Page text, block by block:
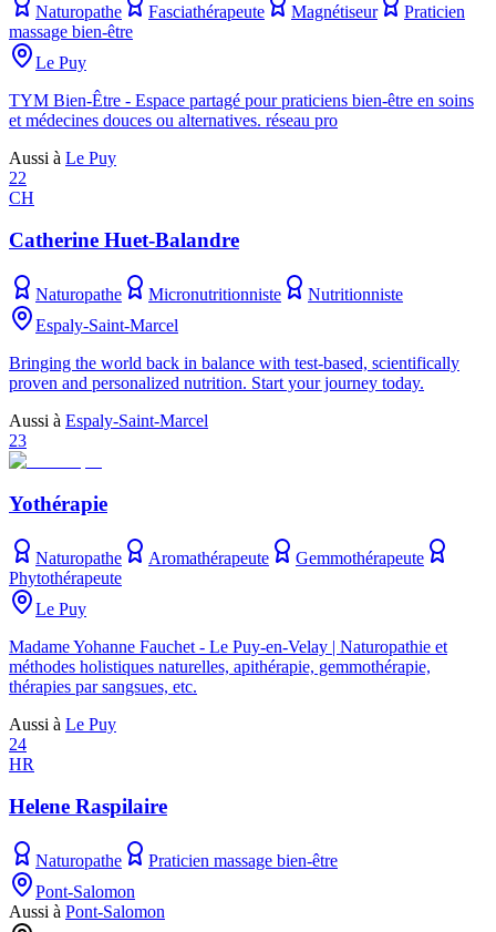
Naturopathe Fasciathérapeute Magnétiseur
Praticien
massage bien-être
Le Puy
TYM Bien-Être - Espace partagé pour praticiens bien-être en soins
et médecines douces ou alternatives. réseau pro
Aussi à Le Puy
22
CH
Catherine Huet-Balandre
Naturopathe Micronutritionniste
Nutritionniste
Espaly-Saint-Marcel
Bringing the world back in balance with test-based, scientifically
proven and personalized nutrition. Start your journey today.
Aussi à Espaly-Saint-Marcel
23
Yothérapie
Naturopathe Aromathérapeute
Gemmothérapeute
Phytothérapeute
Le Puy
Madame Yohanne Fauchet - Le Puy-en-Velay | Naturopathie et
méthodes holistiques naturelles, apithérapie, gemmothérapie,
thérapies par sangsues, etc.
Aussi à Le Puy
24
HR
Helene Raspilaire
Naturopathe
Praticien massage bien-être
Pont-Salomon
Aussi à Pont-Salomon